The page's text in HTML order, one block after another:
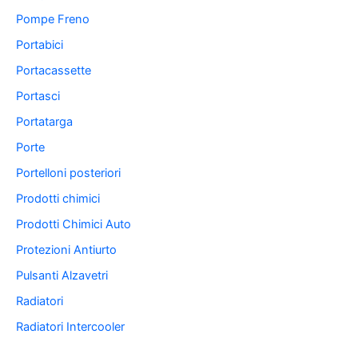
Pompe Freno
Portabici
Portacassette
Portasci
Portatarga
Porte
Portelloni posteriori
Prodotti chimici
Prodotti Chimici Auto
Protezioni Antiurto
Pulsanti Alzavetri
Radiatori
Radiatori Intercooler